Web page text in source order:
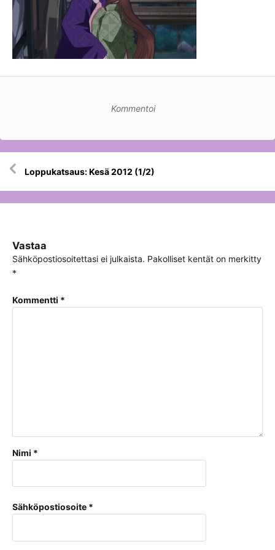
Kommentoi
selausLoppukatsaus: Kesä 2012 (1/2)
Vastaa
Sähköpostiosoitettasi ei julkaista. Pakolliset kentät on merkitty
*
Kommentti *
Nimi *
Sähköpostiosoite *